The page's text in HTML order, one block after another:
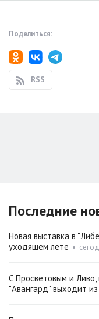
Поделиться:
RSS
Последние
Новая выставка в
уходящем лете •
С Просветовым и
"Авангард" выходит из